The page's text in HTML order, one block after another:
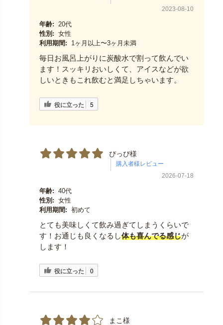
2023-08-10
年齢: 20代
性別: 女性
利用期間:
1ヶ月以上〜3ヶ月未満
毎日お風呂上がりに炭酸水で割って飲んでい
ます！スッキリおいしくて、アイスなどが欲
しいときもこれ飲むと満足しちゃいます。
役に立った 5
ぴっぴ様
2026-07-18
年齢: 40代
性別: 女性
利用期間: 初めて
とても美味しくて飲み過ぎてしまうくらいで
す！お通じも良くなるし体も喜んでる感じが
します！
役に立った 0
まこ様